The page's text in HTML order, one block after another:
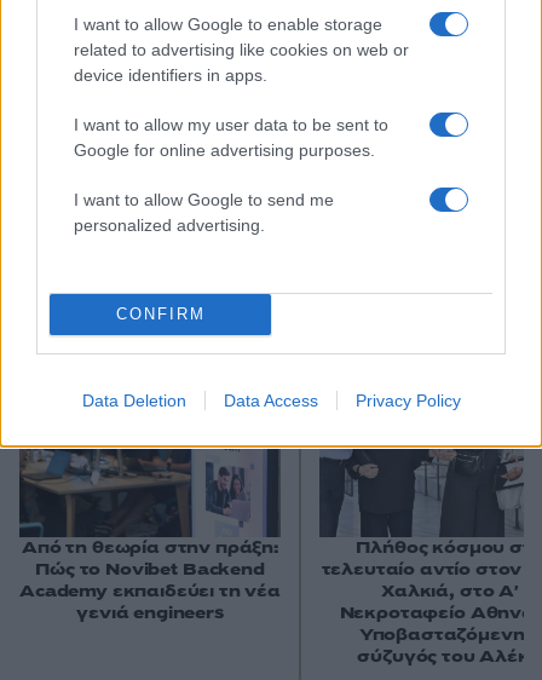
I want to allow Google to enable storage
related to advertising like cookies on web or
device identifiers in apps.
I want to allow my user data to be sent to
Google for online advertising purposes.
I want to allow Google to send me
personalized advertising.
CONFIRM
Data Deletion Data Access Privacy Policy
Αν τα χάσατε
Από τη θεωρία στην πράξη:
Πώς το Novibet Backend
Academy εκπαιδεύει τη νέα
γενιά engineers
Ανανεώθηκε πριν
Πλήθος κόσμου
τελευταίο αντίο στον
Χαλκιά, στο Α'
Νεκροταφείο
Υποβασταζόμενη η
σύζυγός του Αλέκα